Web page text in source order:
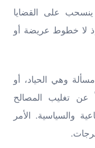
على القضايا
إذ لا خطوط عريضة أو
وهي الحياد، أو
عن تغليب المصالح
والسياسية. الأمر